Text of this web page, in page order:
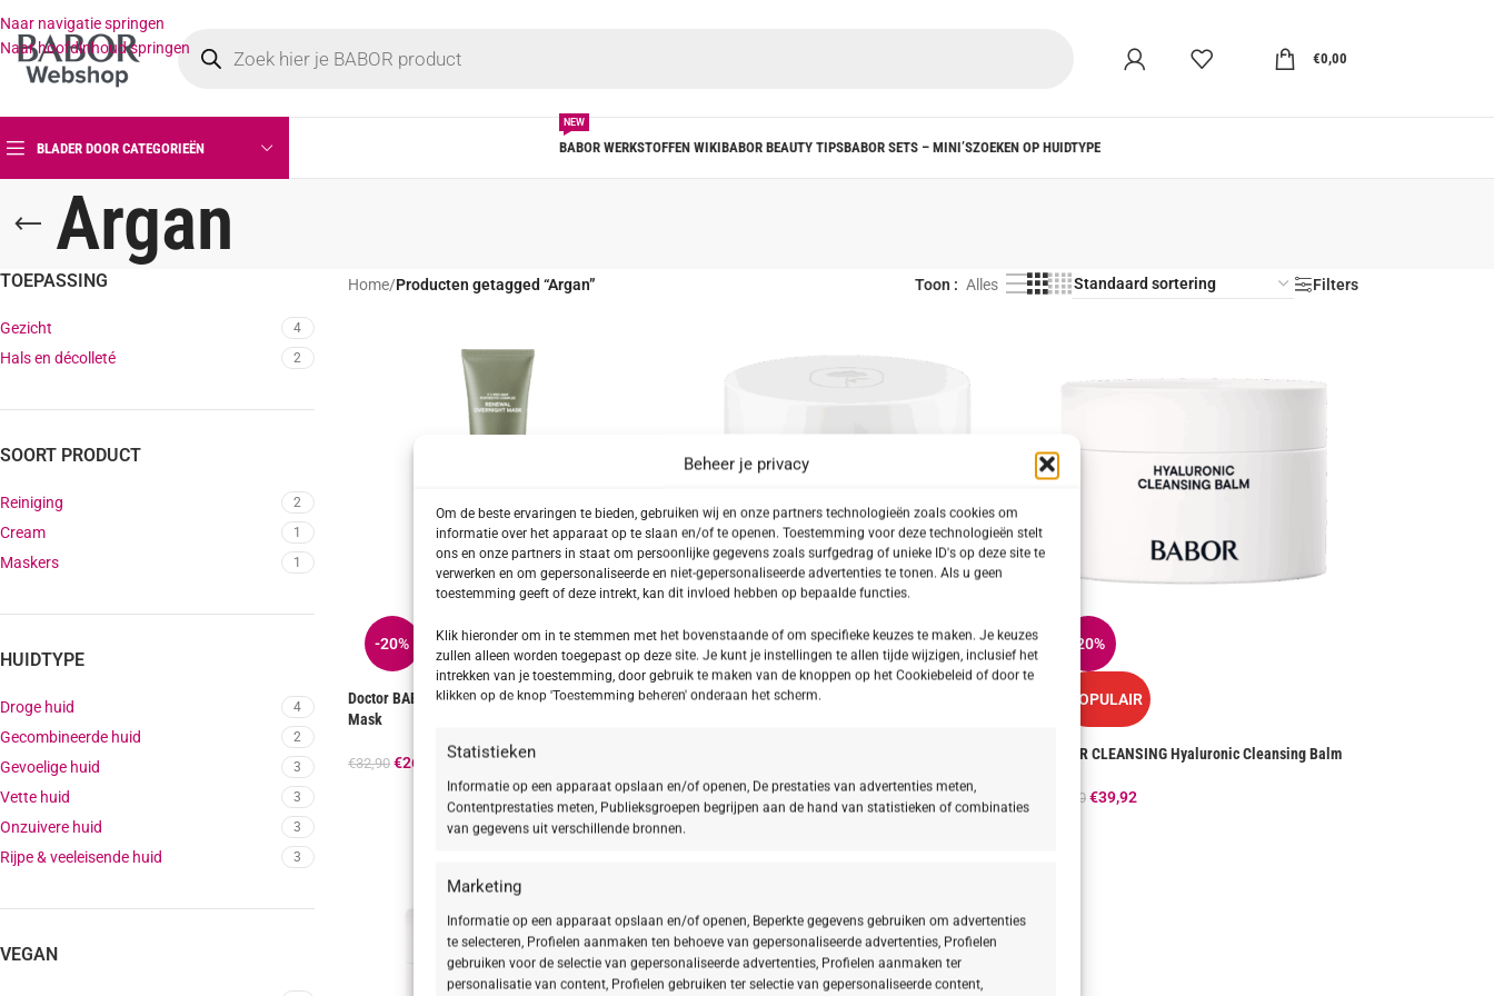
Beheer je privacy
Om de beste ervaringen te bieden, gebruiken wij en onze partners technologieën zoals cookies om
informatie over het apparaat op te slaan en/of te openen. Toestemming voor deze technologieën stelt
ons en onze partners in staat om persoonlijke gegevens zoals surfgedrag of unieke ID's op deze site te
verwerken en om gepersonaliseerde en niet-gepersonaliseerde advertenties te tonen. Als u geen
toestemming geeft of deze intrekt, kan dit invloed hebben op bepaalde functies.
Klik hieronder om in te stemmen met het bovenstaande of om specifieke keuzes te maken. Je keuzes
zullen alleen worden toegepast op deze site. Je kunt je instellingen te allen tijde wijzigen, inclusief het
intrekken van je toestemming, door gebruik te maken van de knoppen op het Cookiebeleid of door te
klikken op de knop 'Toestemming beheren' onderaan het scherm.
Statistieken
Informatie op een apparaat opslaan en/of openen, De prestaties van advertenties meten,
Contentprestaties meten, Publieksgroepen begrijpen aan de hand van statistieken of combinaties
van gegevens uit verschillende bronnen.
Marketing
Informatie op een apparaat opslaan en/of openen, Beperkte gegevens gebruiken om advertenties
te selecteren, Profielen aanmaken ten behoeve van gepersonaliseerde advertenties, Profielen
gebruiken voor de selectie van gepersonaliseerde advertenties, Profielen aanmaken ter
personalisatie van content, Profielen gebruiken ter selectie van gepersonaliseerde content,
Naar navigatie springen
Naar hoofdinhoud springen
€0,00
BLADER DOOR CATEGORIEËN BABOR WERKSTOFFEN WIKI
NEW
BABOR BEAUTY TIPSBABOR SETS – MINI’SZOEKEN OP HUIDTYPE
Argan
TOEPASSING
Gezicht 4
Hals en décolleté 2
SOORT PRODUCT
Reiniging 2
Cream 1
Maskers 1
HUIDTYPE
Droge huid 4
Gecombineerde huid 2
Gevoelige huid 3
Vette huid 3
Onzuivere huid 3
Rijpe & veeleisende huid 3
VEGAN
Home/Producten getagged “Argan” Toon Alles Filters
-20%
Doctor BABOR MICROBIOMIC Renewal Overnight
Mask
€32,90 €26,32
-20%
BABOR SKINOVAGE Classics Argan Cream
-20%
POPULAIR
BABOR CLEANSING Hyaluronic Cleansing Balm
49,90 €39,92